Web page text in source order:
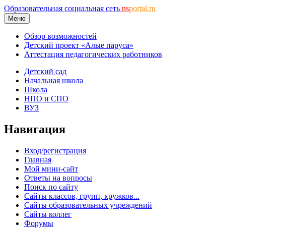
Образовательная социальная сеть nsportal.ru
Меню
Обзор возможностей
Детский проект «Алые паруса»
Аттестация педагогических работников
Детский сад
Начальная школа
Школа
НПО и СПО
ВУЗ
Навигация
Вход/регистрация
Главная
Мой мини-сайт
Ответы на вопросы
Поиск по сайту
Сайты классов, групп, кружков...
Сайты образовательных учреждений
Сайты коллег
Форумы